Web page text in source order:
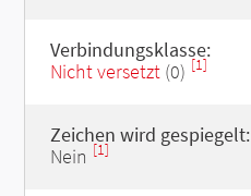
Verbindungsklasse:
Nicht versetzt(0) [1]
Zeichen wird gespiegelt:
Nein [1]